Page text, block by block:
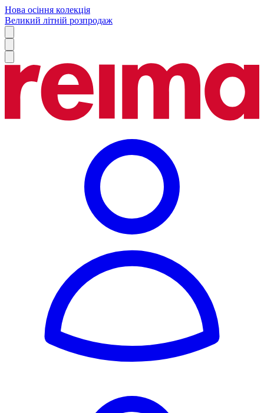
Нова осіння колекція
Великий літній розпродаж